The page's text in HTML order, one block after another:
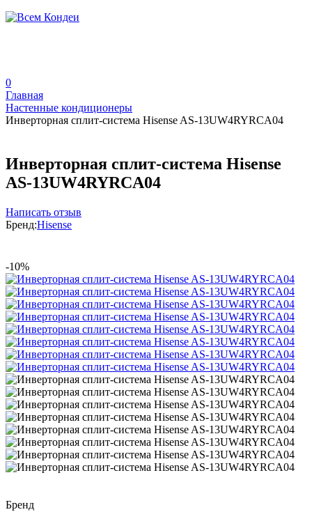
0
Главная
Настенные кондиционеры
Инверторная сплит-система Hisense AS-13UW4RYRCA04
Инверторная сплит-система Hisense
AS-13UW4RYRCA04
Написать отзыв
Бренд:Hisense
-10%
Бренд